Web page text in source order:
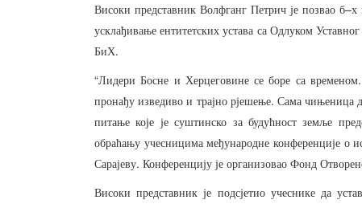
Високи представник Волфганг Петрич је позвао б–х
усклађивање ентитетских устава са Одлуком Уставног
БиХ.
“Лидери Босне и Херцеговине се боре са временом.
пронађу изведиво и трајно рјешење. Сама чињеница
питање које је суштинско за будућност земље
обраћању учесницима међународне конференције о
Сарајеву. Конференцију је организовао Фонд
Високи представник је подсјетио учеснике да